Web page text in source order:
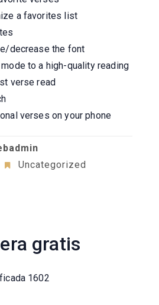
a favorites list
decrease the font
to a high-quality reading
verse read
verses on your phone
Uncategorized
gratis
1602